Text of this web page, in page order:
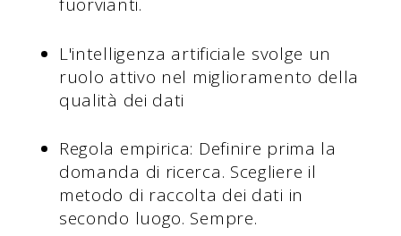
fuorvianti.
L'intelligenza artificiale svolge un
ruolo attivo nel miglioramento della
qualità dei dati
Regola empirica: Definire prima la
domanda di ricerca. Scegliere il
metodo di raccolta dei dati in
secondo luogo. Sempre.